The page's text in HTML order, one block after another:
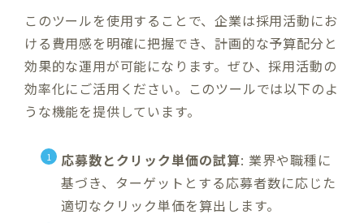
このツールを使用することで、企業は採用活動にお
ける費用感を明確に把握でき、計画的な予算配分と
効果的な運用が可能になります。ぜひ、採用活動の
効率化にご活用ください。このツールでは以下のよ
うな機能を提供しています。
応募数とクリック単価の試算: 業界や職種に
基づき、ターゲットとする応募者数に応じた
適切なクリック単価を算出します。